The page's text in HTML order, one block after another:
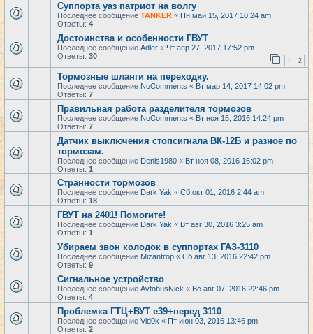
Суппорта уаз патриот на волгу
Последнее сообщение TANKER « Пн май 15, 2017 10:24 am
Ответы: 4
Достоинства и особенности ГВУТ
Последнее сообщение Adler « Чт апр 27, 2017 17:52 pm
Ответы: 30 1 2
Тормозные шланги на переходку.
Последнее сообщение NoComments « Вт мар 14, 2017 14:02 pm
Ответы: 7
Правильная работа разделителя тормозов
Последнее сообщение NoComments « Вт ноя 15, 2016 14:24 pm
Ответы: 7
Датчик выключения стопсигнала ВК-12Б и разное по
тормозам.
Последнее сообщение Denis1980 « Вт ноя 08, 2016 16:02 pm
Ответы: 1
Странности тормозов
Последнее сообщение Dark Yak « Сб окт 01, 2016 2:44 am
Ответы: 18
ГВУТ на 2401! Помогите!
Последнее сообщение Dark Yak « Вт авг 30, 2016 3:25 am
Ответы: 1
Убираем звон колодок в суппортах ГАЗ-3110
Последнее сообщение Mizantrop « Сб авг 13, 2016 22:42 pm
Ответы: 9
Сигнальное устройство
Последнее сообщение AvtobusNick « Вс авг 07, 2016 22:46 pm
Ответы: 4
Проблемка ГТЦ+ВУТ е39+перед 3110
Последнее сообщение Vid0k « Пт июн 03, 2016 13:46 pm
Ответы: 2